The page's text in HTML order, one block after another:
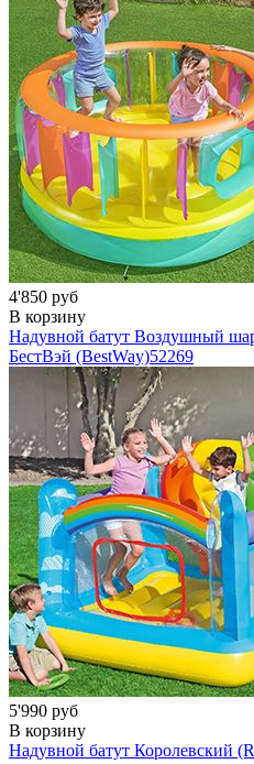
4'850 руб
В корзину
Надувной батут Воздушный
БестВэй (BestWay)52269
5'990 руб
В корзину
Надувной батут Королевский